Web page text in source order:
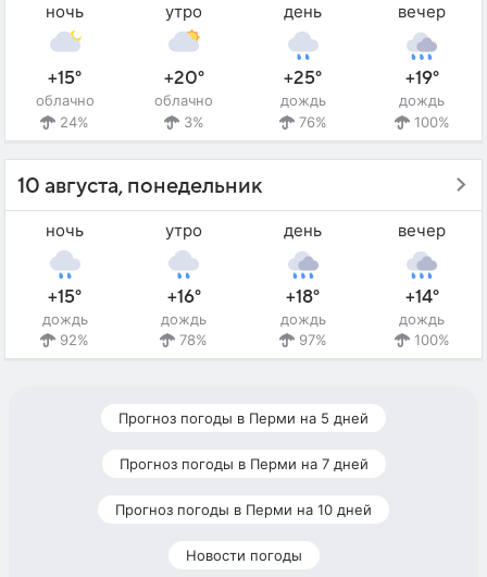
ночь
+15°
облачно
24%
утро
+20°
облачно
3%
день
+25°
дождь
76%
вечер
+19°
дождь
100%
10 августа, понедельник
ночь
+15°
дождь
92%
утро
+16°
дождь
78%
день
+18°
дождь
97%
вечер
+14°
дождь
100%
Прогноз погоды в Перми на 5 дней
Прогноз погоды в Перми на 7 дней
Прогноз погоды в Перми на 10 дней
Новости погоды